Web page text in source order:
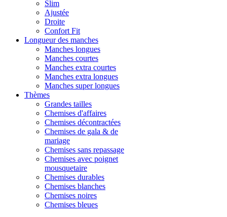
Slim
Ajustée
Droite
Confort Fit
Longueur des manches
Manches longues
Manches courtes
Manches extra courtes
Manches extra longues
Manches super longues
Thèmes
Grandes tailles
Chemises d'affaires
Chemises décontractées
Chemises de gala & de
mariage
Chemises sans repassage
Chemises avec poignet
mousquetaire
Chemises durables
Chemises blanches
Chemises noires
Chemises bleues